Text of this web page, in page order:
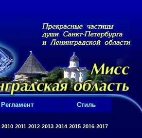
Регламент Стиль
2010 2011 2012 2013 2014 2015 2016 2017